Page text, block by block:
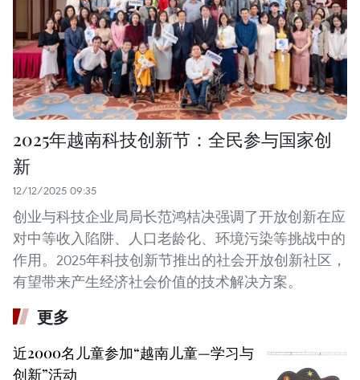
2025年越南科技创新节：全民参与国家创
新
12/12/2025 09:35
创业与科技企业局局长范鸿桔决强调了开放创新在应
对中等收入陷阱、人口老龄化、环境污染等挑战中的
作用。2025年科技创新节推出的社会开放创新社区，
有望带来产生经济社会价值的技术解决方案。
更多
近2000名儿童参加“越南儿童—学习与
创新”活动